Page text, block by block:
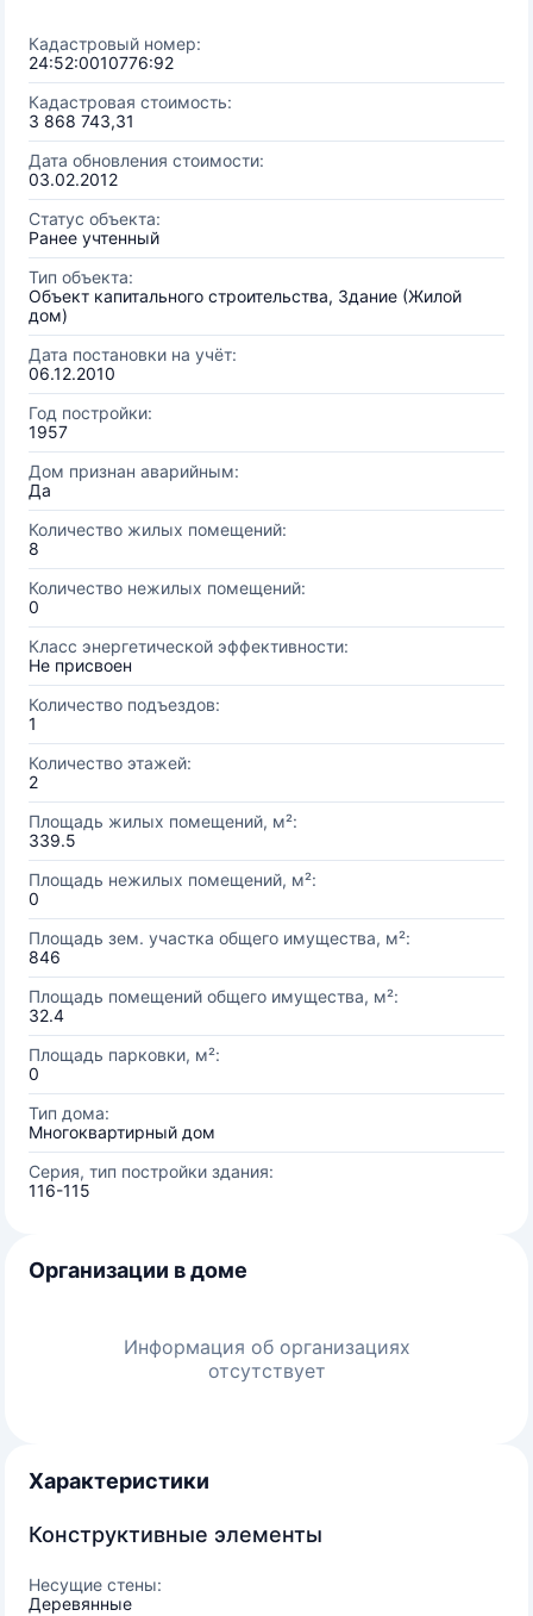
Кадастровый номер:
24:52:0010776:92
Кадастровая стоимость:
3 868 743,31
Дата обновления стоимости:
03.02.2012
Статус объекта:
Ранее учтенный
Тип объекта:
Объект капитального строительства, Здание (Жилой
дом)
Дата постановки на учёт:
06.12.2010
Год постройки:
1957
Дом признан аварийным:
Да
Количество жилых помещений:
8
Количество нежилых помещений:
0
Класс энергетической эффективности:
Не присвоен
Количество подъездов:
1
Количество этажей:
2
Площадь жилых помещений, м²:
339.5
Площадь нежилых помещений, м²:
0
Площадь зем. участка общего имущества, м²:
846
Площадь помещений общего имущества, м²:
32.4
Площадь парковки, м²:
0
Тип дома:
Многоквартирный дом
Серия, тип постройки здания:
116-115
Организации в доме
Информация об организациях
отсутствует
Характеристики
Конструктивные элементы
Несущие стены:
Деревянные